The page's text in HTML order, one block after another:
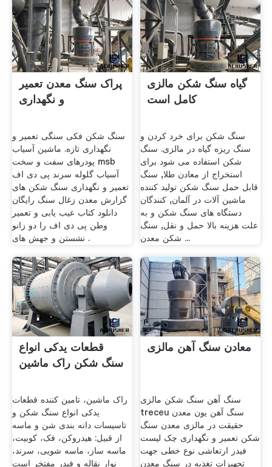
پراک سنگ معدن تعمیر
و نگهداری
سنگ شکن فکی سنگی تعمیر و
نگهداری تازه. ماشین آسیاب
پودرهای سفت و سخت msb
آسیاب گلوله سرند پی دی اف
تعمیر و نگهداری سنگ شکن های
گزارش معدن زغال سنگ رایگان
دانلود کتاب عیب یابی و تعمیر
وطن پی دی اف را دو زانو
نشستن و جهش های .
گیاه سنگ شکن مالزی
کامل است
سنگ شکن برای خرد کردن و
سنگ ریزه گیاه در مالزی. سنگ
شکن استفاده می شود برای
استخراج از معادن طلا, سنگ
قابل حمل سنگ شکن تولید کننده
ماشین آلات در آلمان, کنندگان
دستگاه های سنگ شکن و به
علت هزینه بالا حمل و نقل, سنگ
شکن معدن ...
قطعات یدکی انواع
سنگ شکن راک ماشین
راک ماشین، تامین کننده قطعات
یدکی انواع سنگ شکن و
تاسیسات دانه بندی شن و ماسه
از قبیل: هیدروکن، فک، کوبیت،
ماسه ساز، ماسه شویی، سرند،
نوار نقاله و فیدر مفتخر است
معادن سنگ آهن مالزی
سنگ آهن سنگ شکن مالزی
treceu سنگ آهن یون معدن
حقیقت در مالزی معدن سنگ
شکن تعمیر و نگهداری چک لیست
فیدر ارتعاشی نوع خطی جهت
تجهیزات تغذیه در سنگ معدن